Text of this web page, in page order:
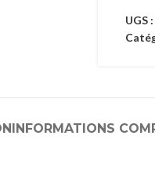
UGS :
INFORMATIONS